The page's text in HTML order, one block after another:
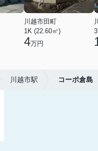
川越市田町
1K (22.60㎡)
4万円
川越市駅 コーポ倉島